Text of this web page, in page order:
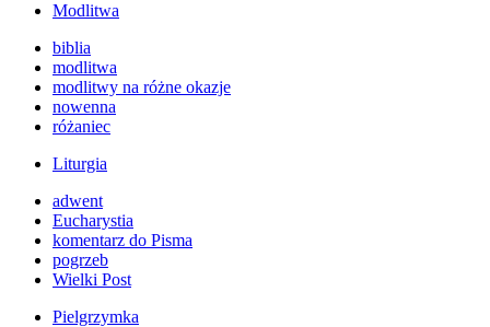
Modlitwa
biblia
modlitwa
modlitwy na różne okazje
nowenna
różaniec
Liturgia
adwent
Eucharystia
komentarz do Pisma
pogrzeb
Wielki Post
Pielgrzymka